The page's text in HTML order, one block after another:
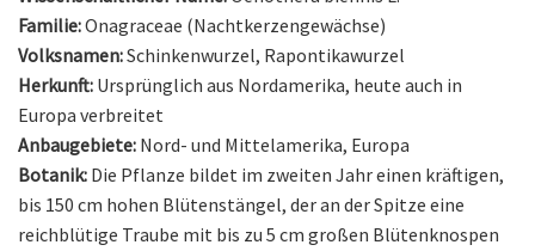
Familie:Onagraceae (Nachtkerzengewächse)
Volksnamen:Schinkenwurzel, Rapontikawurzel
Herkunft: Ursprünglich aus Nordamerika, heute auch in
Europa verbreitet
Anbaugebiete: Nord- und Mittelamerika, Europa
Botanik: Die Pflanze bildet im zweiten Jahr einen kräftigen,
bis 150 cm hohen Blütenstängel, der an der Spitze eine
reichblütige Traube mit bis zu 5 cm großen Blütenknospen